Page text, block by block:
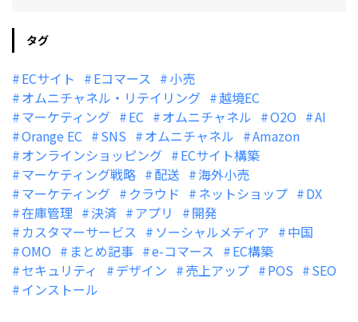
タグ
ECサイト Eコマース
小売
オムニチャネル・リテイリング
越境EC
マーケティング
EC オムニチャネル O2O
AI
Orange EC
SNS オムニチャネル
Amazon
オンラインショッピング
ECサイト構築
マーケティング戦略
配送
海外小売
マーケティング
クラウド ネットショップ
DX
在庫管理
決済 アプリ
開発
カスタマーサービス
ソーシャルメディア
中国
OMO
まとめ記事 e-コマース
EC構築
セキュリティ
デザイン 売上アップ POS
SEO
インストール